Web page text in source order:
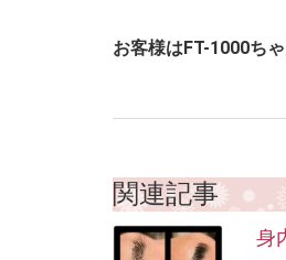
お客様はFT-1000ち
関連記事
身